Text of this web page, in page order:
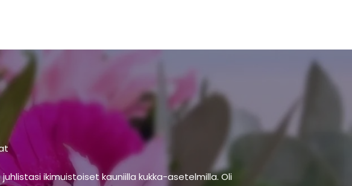
ikimuistoiset kauniilla kukka-asetelmilla. Oli